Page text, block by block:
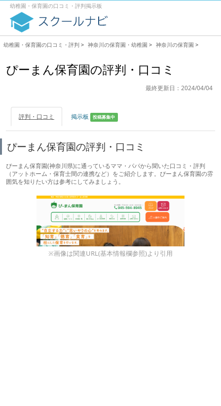
幼稚園・保育園の口コミ・評判掲示板
幼稚園・保育園の口コミ・評判 > 神奈川の保育園・幼稚園 > 神奈川の保育園 >
ぴーまん保育園の評判・口コミ
最終更新日：2024/04/04
評判・口コミ 掲示板 投稿募集中
ぴーまん保育園の評判・口コミ
ぴーまん保育園(神奈川県)に通っているママ・パパから聞いた口コミ・評判
（アットホーム・保育士間の連携など）をご紹介します。ぴーまん保育園の雰
囲気を知りたい方は参考にしてみましょう。
※画像は関連URL(基本情報欄参照)より引用